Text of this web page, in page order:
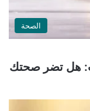
الصحة
هل تضر صحتك